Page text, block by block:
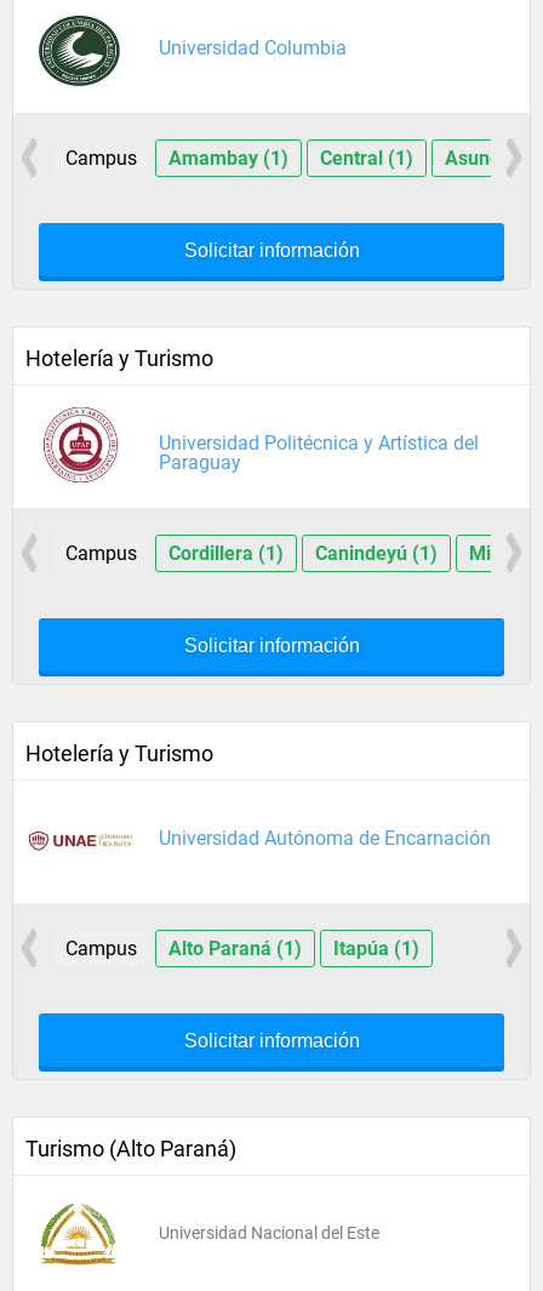
Universidad Columbia
Campus Amambay (1) Central (1) Asunción
Solicitar información
Hotelería y Turismo
Universidad Politécnica y Artística del
Paraguay
Campus Cordillera (1) Canindeyú (1)
Solicitar información
Hotelería y Turismo
Universidad Autónoma de Encarnación
Campus Alto Paraná (1) Itapúa (1)
Solicitar información
Turismo (Alto Paraná)
Universidad Nacional del Este